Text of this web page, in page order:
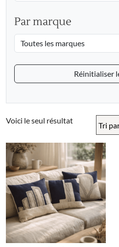
Par marque
Réinitialiser
Voici le seul résultat